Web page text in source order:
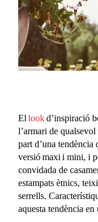
Ellookd’inspiració
l’armari de
part d’una tendència
versió maxi i mini, i
convidada de
estampats ètnics,
serrells.
aquesta tendència